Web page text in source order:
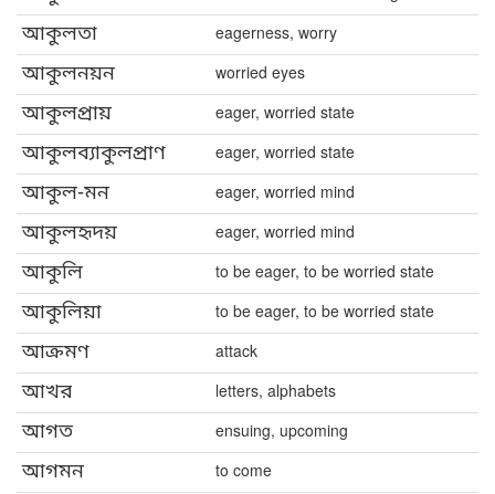
আকুলতা eagerness, worry
আকুলনয়ন worried eyes
আকুলপ্রায় eager, worried state
আকুলব্যাকুলপ্রাণ eager, worried state
আকুল-মন eager, worried mind
আকুলহৃদয় eager, worried mind
আকুলি to be eager, to be worried state
আকুলিয়া to be eager, to be worried state
আক্রমণ attack
আখর letters, alphabets
আগত ensuing, upcoming
আগমন to come